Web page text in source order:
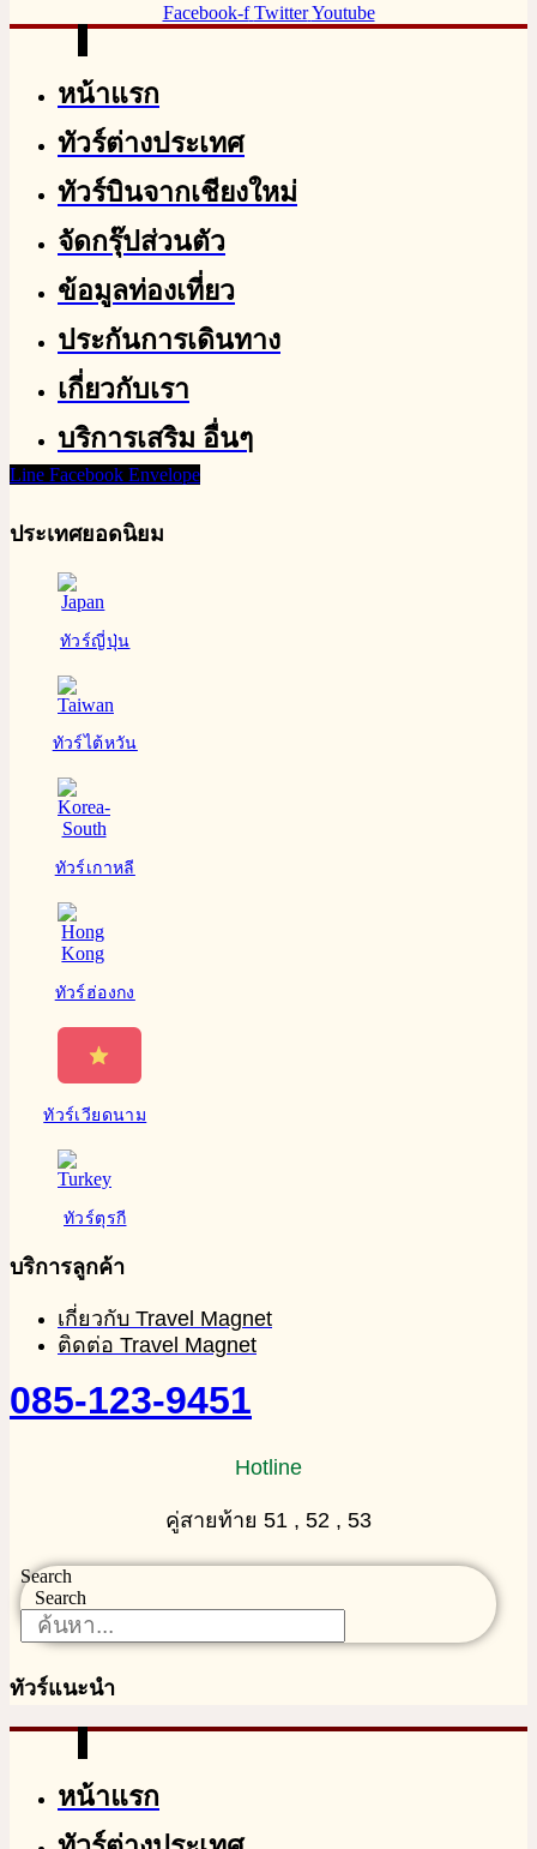
Facebook-f Twitter Youtube
หน้าแรก
ทัวร์ต่างประเทศ
ทัวร์บินจากเชียงใหม่
จัดกรุ๊ปส่วนตัว
ข้อมูลท่องเที่ยว
ประกันการเดินทาง
เกี่ยวกับเรา
บริการเสริม อื่นๆ
Line Facebook Envelope
ประเทศยอดนิยม
ทัวร์ญี่ปุ่น
ทัวร์ไต้หวัน
ทัวร์เกาหลี
ทัวร์ฮ่องกง
ทัวร์เวียดนาม
ทัวร์ตุรกี
บริการลูกค้า
เกี่ยวกับ Travel Magnet
ติดต่อ Travel Magnet
085-123-9451
Hotline
คู่สายท้าย 51 , 52 , 53
Search
Search
ทัวร์แนะนำ
หน้าแรก